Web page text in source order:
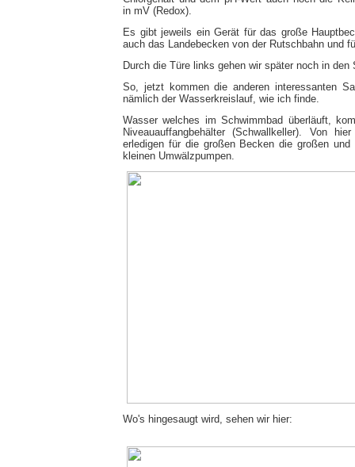
in mV (Redox).
Es gibt jeweils ein Gerät für das große
auch das Landebecken von der Rutschbahn und
Durch die Türe links gehen wir später noch in den
So, jetzt kommen die anderen interessanten
nämlich der Wasserkreislauf, wie ich finde.
Wasser welches im Schwimmbad überläuft,
Niveauauffangbehälter (Schwallkeller). Von
erledigen für die großen Becken die großen
kleinen Umwälzpumpen.
Wo's hingesaugt wird, sehen wir hier: